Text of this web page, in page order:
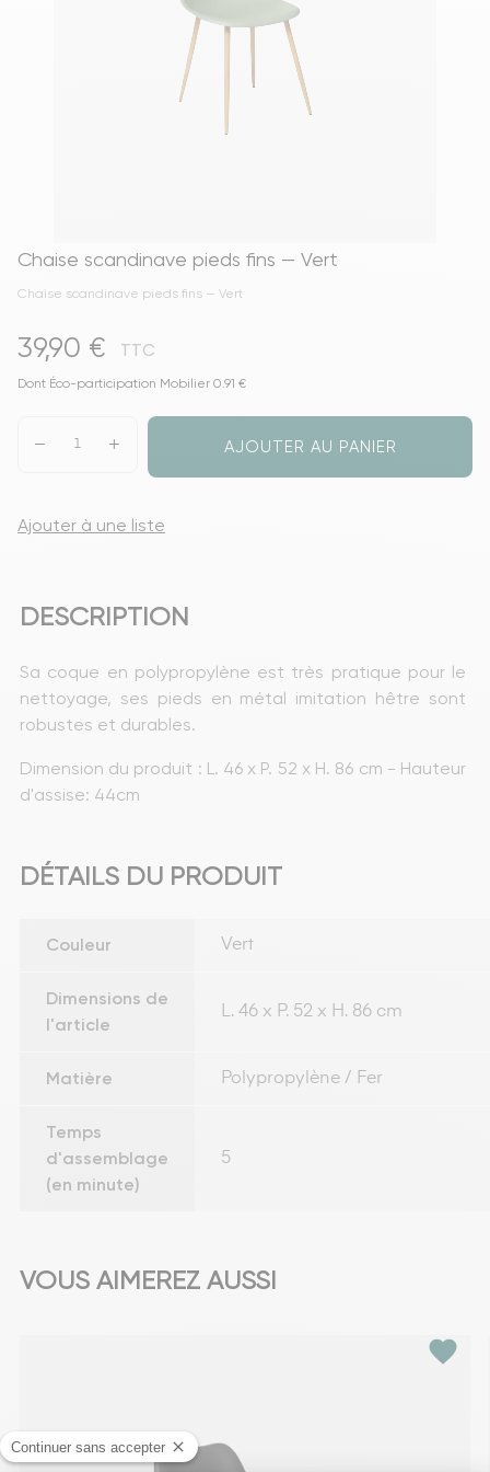
Chaise scandinave pieds fins — Vert
Chaise scandinave pieds fins — Vert
39,90 € TTC
Dont Éco-participation Mobilier 0.91 €
AJOUTER AU PANIER
Ajouter à une liste
DESCRIPTION
Sa coque en polypropylène est très pratique pour le
nettoyage, ses pieds en métal imitation hêtre sont
robustes et durables.
Dimension du produit : L. 46 x P. 52 x H. 86 cm - Hauteur
d'assise: 44cm
DÉTAILS DU PRODUIT
Couleur Vert
Dimensions de
l'article
L. 46 x P. 52 x H. 86 cm
Matière Polypropylène / Fer
Temps
d'assemblage
(en minute)
5
VOUS AIMEREZ AUSSI
favorite